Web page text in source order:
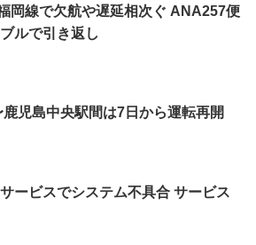
岡線で欠航や遅延相次ぐ ANA257便
ルで引き返し
児島中央駅間は7日から運転再開
ービスでシステム不具合 サービス